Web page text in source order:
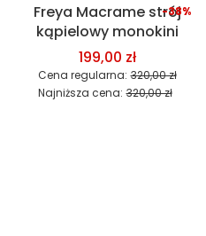
Okazja
Freya Macrame strój
kąpielowy monokini
199,00 zł
Cena regularna: 320,00 zł
-38%
Najniższa cena: 320,00 zł